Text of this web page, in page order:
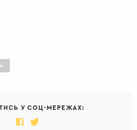
У СОЦ-МЕРЕЖАХ: